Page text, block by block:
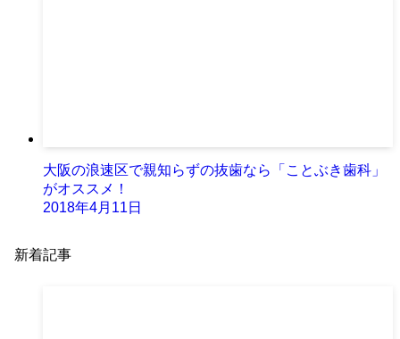
大阪の浪速区で親知らずの抜歯なら「ことぶき歯科」
がオススメ！
2018年4月11日
新着記事